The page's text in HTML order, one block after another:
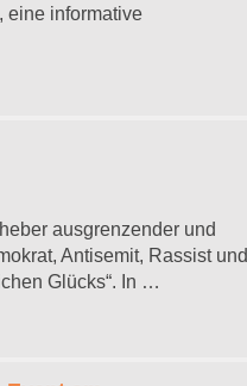
eine informative
ausgrenzender und
Antisemit, Rassist und
Glücks“. In …